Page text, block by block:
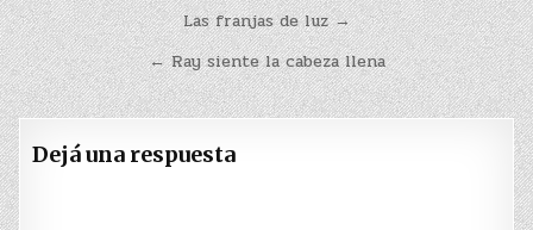
Navegación
de
entradas
Las franjas de luz →
← Ray siente la cabeza llena
Dejá una respuesta